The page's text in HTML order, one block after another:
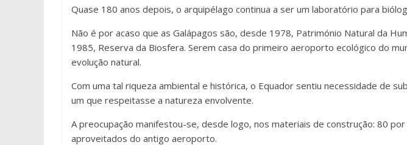
Quase 180 anos depois, o arquipélago continua a ser um laboratório para
Não é por acaso que as Galápagos são, desde 1978, Património Natural da
1985, Reserva da Biosfera. Serem casa do primeiro aeroporto ecológico do
evolução natural.
Com uma tal riqueza ambiental e histórica, o Equador sentiu necessidade de
um que respeitasse a natureza envolvente.
A preocupação manifestou-se, desde logo, nos materiais de construção: 80
aproveitados do antigo aeroporto.